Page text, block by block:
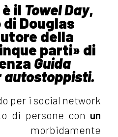
il Towel Day,
Douglas
della
parti» di
Guida
autostoppisti.
per i social network
di persone con un